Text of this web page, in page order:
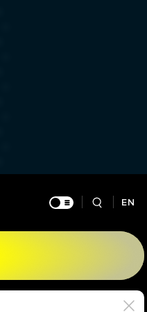
EN